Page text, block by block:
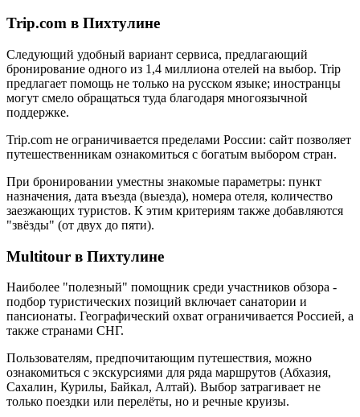
Trip.com в Пихтулине
Следующий удобный вариант сервиса, предлагающий
бронирование одного из 1,4 миллиона отелей на выбор. Trip
предлагает помощь не только на русском языке; иностранцы
могут смело обращаться туда благодаря многоязычной
поддержке.
Trip.com не ограничивается пределами России: сайт позволяет
путешественникам ознакомиться с богатым выбором стран.
При бронировании уместны знакомые параметры: пункт
назначения, дата въезда (выезда), номера отеля, количество
заезжающих туристов. К этим критериям также добавляются
"звёзды" (от двух до пяти).
Multitour в Пихтулине
Наиболее "полезный" помощник среди участников обзора -
подбор туристических позиций включает санатории и
пансионаты. Географический охват ограничивается Россией, а
также странами СНГ.
Пользователям, предпочитающим путешествия, можно
ознакомиться с экскурсиями для ряда маршрутов (Абхазия,
Сахалин, Курилы, Байкал, Алтай). Выбор затрагивает не
только поездки или перелёты, но и речные круизы.